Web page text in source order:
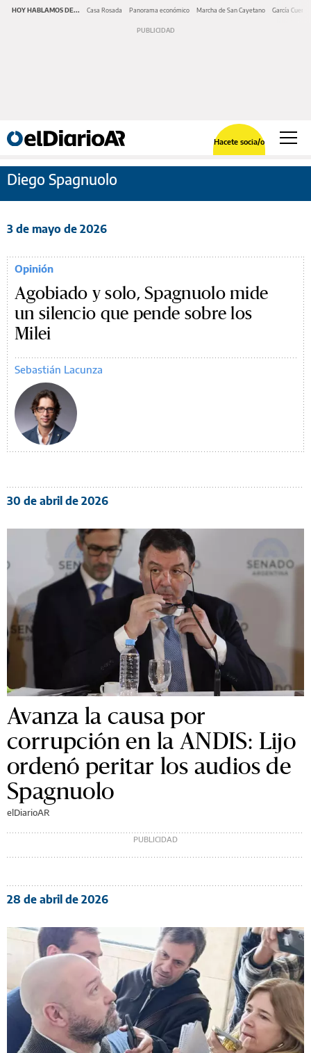
HOY HABLAMOS DE... Casa Rosada Panorama económico Marcha de San Cayetano García Cuerva
Hacete socia/o
Diego Spagnuolo
3 de mayo de 2026
Opinión
Agobiado y solo, Spagnuolo mide
un silencio que pende sobre los
Milei
Sebastián Lacunza
30 de abril de 2026
Avanza la causa por
corrupción en la ANDIS: Lijo
ordenó peritar los audios de
Spagnuolo
elDiarioAR
28 de abril de 2026